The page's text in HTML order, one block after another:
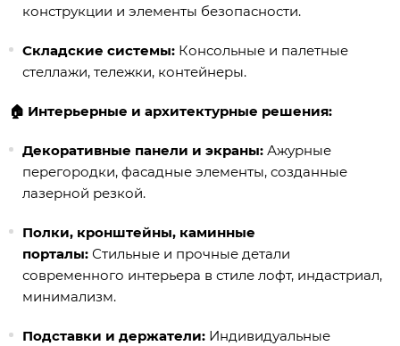
конструкции и элементы безопасности.
Складские системы: Консольные и палетные
стеллажи, тележки, контейнеры.
🏠 Интерьерные и архитектурные решения:
Декоративные панели и экраны: Ажурные
перегородки, фасадные элементы, созданные
лазерной резкой.
Полки, кронштейны, каминные
порталы: Стильные и прочные детали
современного интерьера в стиле лофт, индастриал,
минимализм.
Подставки и держатели: Индивидуальные